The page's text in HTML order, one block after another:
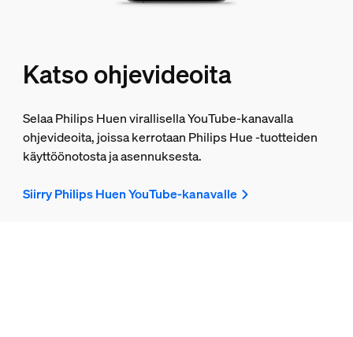
Katso ohjevideoita
Selaa Philips Huen virallisella YouTube-kanavalla
ohjevideoita, joissa kerrotaan Philips Hue ‑tuotteiden
käyttöönotosta ja asennuksesta.
Siirry Philips Huen YouTube-kanavalle